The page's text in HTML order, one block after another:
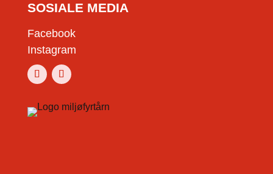
SOSIALE MEDIA
Facebook
Instagram